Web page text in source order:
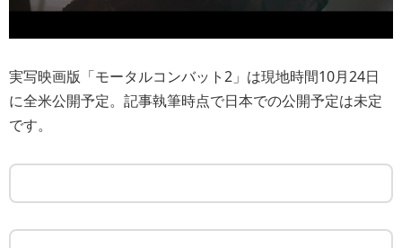
実写映画版「モータルコンバット2」は現地時間10月24日
に全米公開予定。記事執筆時点で日本での公開予定は未定
です。